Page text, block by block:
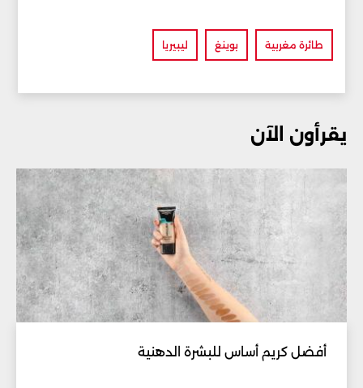
طائرة مغربية بوينغ ليبيريا
يقرأون الآن
أفضل كريم أساس للبشرة الدهنية